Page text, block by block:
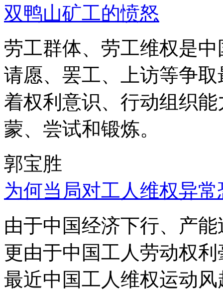
双鸭山矿工的愤怒
劳工群体、劳工维权是
请愿、罢工、上访等争
着权利意识、行动组织
蒙、尝试和锻炼。
郭宝胜
为何当局对工人维权异
由于中国经济下行、产
更由于中国工人劳动权
最近中国工人维权运动